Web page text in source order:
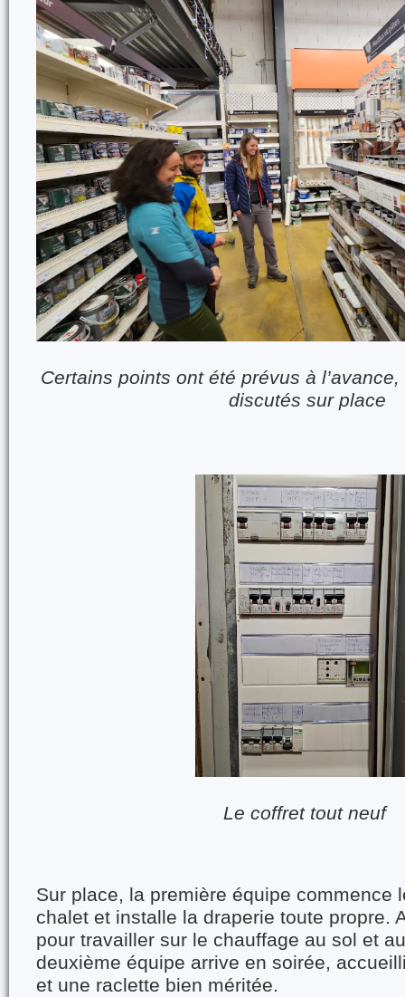
Certains points ont été prévus à
discutés sur place
Le coffret tout neuf
Sur place, la première équipe commence
chalet et installe la draperie toute propre.
pour travailler sur le chauffage au sol et
deuxième équipe arrive en soirée,
et une raclette bien méritée.